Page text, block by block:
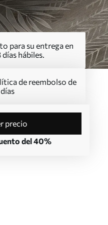
para su entrega en
días hábiles.
de reembolso de
precio
del 40%